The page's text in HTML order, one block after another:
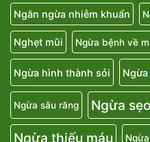
Ngăn ngừa nhiễm khuẩn
Nghẹt mũi Ngừa bệnh về
Ngừa hình thành sỏi
Ngừa sâu răng Ngừa sẹo
Ngừa thiếu máu